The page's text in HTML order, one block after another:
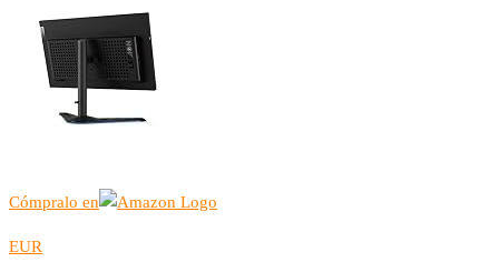
Cómpralo en
EUR